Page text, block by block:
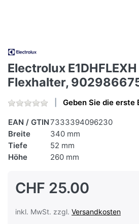
Electrolux
Flexhalter,
Geben Sie die erste
EAN / GTIN7333394096230
Breite
340 mm
Tiefe
52 mm
Höhe
260 mm
CHF 25.00
inkl. MwSt. zzgl. Versandkosten